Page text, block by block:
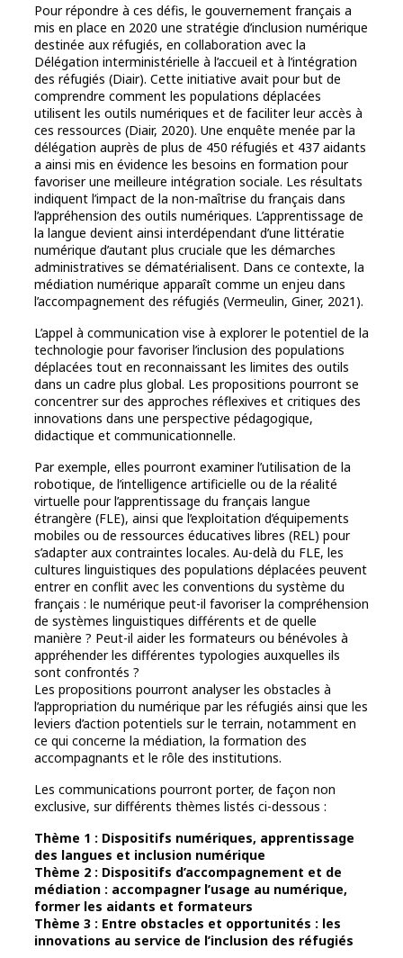
Pour répondre à ces défis, le gouvernement français a
mis en place en 2020 une stratégie d’inclusion numérique
destinée aux réfugiés, en collaboration avec la
Délégation interministérielle à l’accueil et à l’intégration
des réfugiés (Diair). Cette initiative avait pour but de
comprendre comment les populations déplacées
utilisent les outils numériques et de faciliter leur accès à
ces ressources (Diair, 2020). Une enquête menée par la
délégation auprès de plus de 450 réfugiés et 437 aidants
a ainsi mis en évidence les besoins en formation pour
favoriser une meilleure intégration sociale. Les résultats
indiquent l’impact de la non-maîtrise du français dans
l’appréhension des outils numériques. L’apprentissage de
la langue devient ainsi interdépendant d’une littératie
numérique d’autant plus cruciale que les démarches
administratives se dématérialisent. Dans ce contexte, la
médiation numérique apparaît comme un enjeu dans
l’accompagnement des réfugiés (Vermeulin, Giner, 2021).
L’appel à communication vise à explorer le potentiel de la
technologie pour favoriser l’inclusion des populations
déplacées tout en reconnaissant les limites des outils
dans un cadre plus global. Les propositions pourront se
concentrer sur des approches réflexives et critiques des
innovations dans une perspective pédagogique,
didactique et communicationnelle.
Par exemple, elles pourront examiner l’utilisation de la
robotique, de l’intelligence artificielle ou de la réalité
virtuelle pour l’apprentissage du français langue
étrangère (FLE), ainsi que l’exploitation d’équipements
mobiles ou de ressources éducatives libres (REL) pour
s’adapter aux contraintes locales. Au-delà du FLE, les
cultures linguistiques des populations déplacées peuvent
entrer en conflit avec les conventions du système du
français : le numérique peut-il favoriser la compréhension
de systèmes linguistiques différents et de quelle
manière ? Peut-il aider les formateurs ou bénévoles à
appréhender les différentes typologies auxquelles ils
sont confrontés ?
Les propositions pourront analyser les obstacles à
l’appropriation du numérique par les réfugiés ainsi que les
leviers d’action potentiels sur le terrain, notamment en
ce qui concerne la médiation, la formation des
accompagnants et le rôle des institutions.
Les communications pourront porter, de façon non
exclusive, sur différents thèmes listés ci-dessous :
Thème 1 : Dispositifs numériques, apprentissage
des langues et inclusion numérique
Thème 2 : Dispositifs d’accompagnement et de
médiation : accompagner l’usage au numérique,
former les aidants et formateurs
Thème 3 : Entre obstacles et opportunités : les
innovations au service de l’inclusion des réfugiés